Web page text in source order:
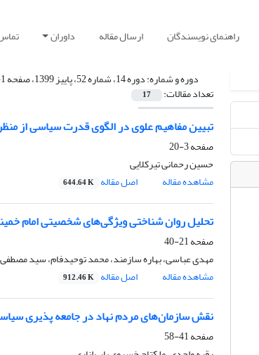
راهنمای نویسندگان ارسال مقاله داوران
دوره و شماره:دوره 14، شماره 52، پاییز 1399، صفحه 1-370
تعداد مقالات: 17
تبیین مفاهیم علوی در الگوی قدرت سیاسی از
صفحه3-20
حسین رحمانی تیرکلایی
مشاهده مقاله
اصل مقاله 644.64 K
تحلیل روان شناختی ویژگی‌های شخصیتی امام
صفحه21-40
مهدی عباسی، بهاره سازمند، محمد توحیدفام، سید
مشاهده مقاله
اصل مقاله 912.46 K
نقش سازمان‌های مردم نهاد در جامعه پذیری
صفحه41-58